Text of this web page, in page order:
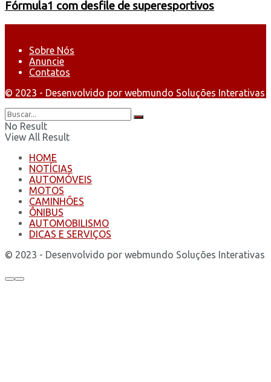
Fórmula1 com desfile de superesportivos
Sobre Nós
Anuncie
Contatos
© 2023 - Desenvolvido por webmundo Soluções Interativas
No Result
View All Result
HOME
NOTÍCIAS
AUTOMÓVEIS
MOTOS
CAMINHÕES
ÔNIBUS
AUTOMOBILISMO
DICAS E SERVIÇOS
© 2023 - Desenvolvido por webmundo Soluções Interativas